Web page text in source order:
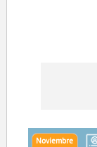
Noviembre